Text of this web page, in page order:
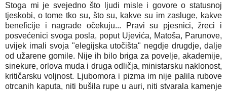
Stoga mi je svejedno što ljudi misle i govore o statusnoj
tjeskobi, o tome tko su, što su, kakve su im zasluge, kakve
beneficije i nagrade očekuju... Pravi su pjesnici, žreci i
posvećenici svoga posla, poput Ujevića, Matoša, Parunove,
uvijek imali svoja "elegijska utočišta" negdje drugdje, dalje
od užarene gomile. Nije ih bilo briga za povelje, akademije,
sinekure, orlova muda i druga odličja, ministarsku naklonost,
kritičarsku voljnost. Ljubomora i pizma im nije palila rubove
otrcanih kaputa, niti bušila rupe u auri, niti stvarala kamenje